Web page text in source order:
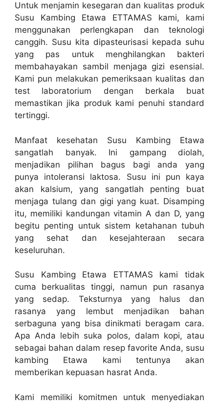
Untuk menjamin kesegaran dan kualitas produk
Susu Kambing Etawa ETTAMAS kami, kami
menggunakan perlengkapan dan teknologi
canggih. Susu kita dipasteurisasi kepada suhu
yang pas untuk menghilangkan bakteri
membahayakan sambil menjaga gizi esensial.
Kami pun melakukan pemeriksaan kualitas dan
test laboratorium dengan berkala buat
memastikan jika produk kami penuhi standard
tertinggi.
Manfaat kesehatan Susu Kambing Etawa
sangatlah banyak. Ini gampang diolah,
menjadikan pilihan bagus bagi anda yang
punya intoleransi laktosa. Susu ini pun kaya
akan kalsium, yang sangatlah penting buat
menjaga tulang dan gigi yang kuat. Disamping
itu, memiliki kandungan vitamin A dan D, yang
begitu penting untuk sistem ketahanan tubuh
yang sehat dan kesejahteraan secara
keseluruhan.
Susu Kambing Etawa ETTAMAS kami tidak
cuma berkualitas tinggi, namun pun rasanya
yang sedap. Teksturnya yang halus dan
rasanya yang lembut menjadikan bahan
serbaguna yang bisa dinikmati beragam cara.
Apa Anda lebih suka polos, dalam kopi, atau
sebagai bahan dalam resep favorite Anda, susu
kambing Etawa kami tentunya akan
memberikan kepuasan hasrat Anda.
Kami memiliki komitmen untuk menyediakan